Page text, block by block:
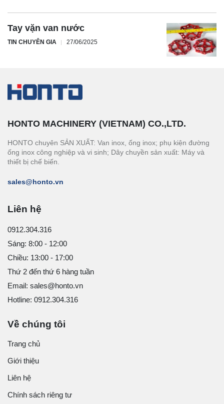
Tay vặn van nước
TIN CHUYÊN GIA 27/06/2025
HONTO MACHINERY (VIETNAM) CO.,LTD.
HONTO chuyên SẢN XUẤT: Van inox, ống inox; phụ kiện đường
ống inox công nghiệp và vi sinh; Dây chuyền sản xuất: Máy và
thiết bị chế biến.
sales@honto.vn
Liên hệ
0912.304.316
Sáng: 8:00 - 12:00
Chiều: 13:00 - 17:00
Thứ 2 đến thứ 6 hàng tuần
Email: sales@honto.vn
Hotline: 0912.304.316
Về chúng tôi
Trang chủ
Giới thiệu
Liên hệ
Chính sách riêng tư